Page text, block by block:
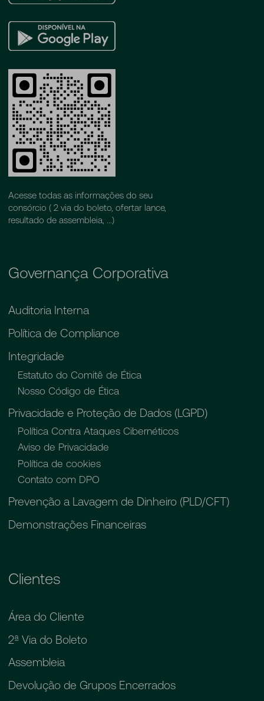
Acesse todas as informações do seu
consórcio ( 2 via do boleto, ofertar lance,
resultado de assembleia, ...)
Governança Corporativa
Auditoria Interna
Política de Compliance
Integridade
Estatuto do Comitê de Ética
Nosso Código de Ética
Privacidade e Proteção de Dados (LGPD)
Política Contra Ataques Cibernéticos
Aviso de Privacidade
Política de cookies
Contato com DPO
Prevenção a Lavagem de Dinheiro (PLD/CFT)
Demonstrações Financeiras
Clientes
Área do Cliente
2ª Via do Boleto
Assembleia
Devolução de Grupos Encerrados